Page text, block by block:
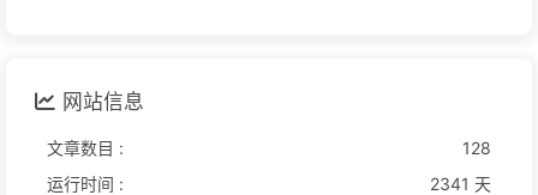
网站信息
文章数目 :
128
运行时间 :
2341 天